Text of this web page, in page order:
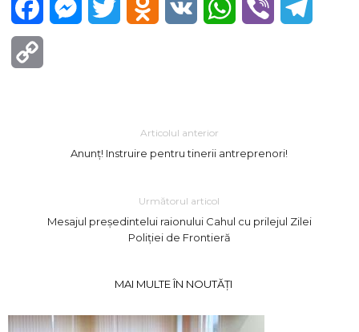
FacebookMessenger
Twitter Odnoklassniki
VK WhatsApp
Viber
Articolul anterior
Anunț! Instruire pentru tinerii antreprenori!
Următorul articol
Mesajul președintelui raionului Cahul cu prilejul Zilei
Poliției de Frontieră
MAI MULTE ÎN NOUTĂȚI